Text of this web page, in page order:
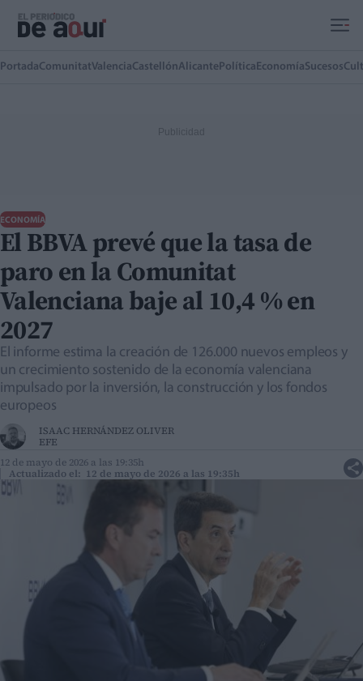
PortadaComunitatValenciaCastellónAlicante Política EconomíaSucesos
ECONOMÍA
El BBVA prevé que la tasa de
paro en la Comunitat
Valenciana baje al 10,4 % en
2027
El informe estima la creación de 126.000 nuevos empleos y
un crecimiento sostenido de la economía valenciana
impulsado por la inversión, la construcción y los fondos
europeos
ISAAC HERNÁNDEZ OLIVER
EFE
12 de mayo de 2026 a las 19:35h
Actualizado el: 12 de mayo de 2026 a las 19:35h